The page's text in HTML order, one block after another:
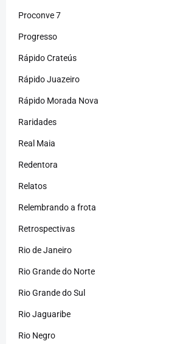
Proconve 7
Progresso
Rápido Crateús
Rápido Juazeiro
Rápido Morada Nova
Raridades
Real Maia
Redentora
Relatos
Relembrando a frota
Retrospectivas
Rio de Janeiro
Rio Grande do Norte
Rio Grande do Sul
Rio Jaguaribe
Rio Negro